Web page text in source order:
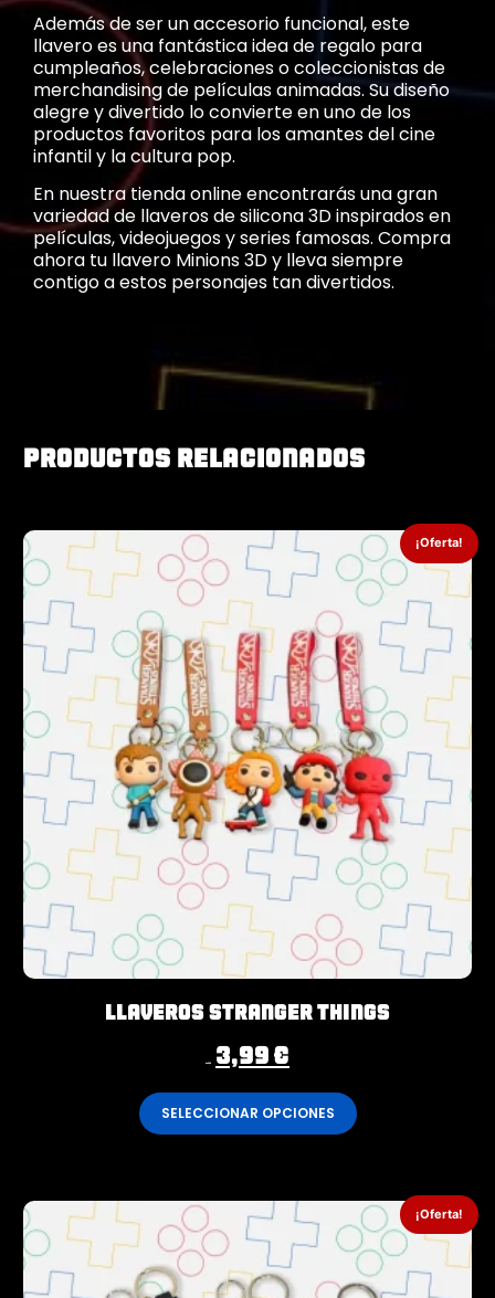
Además de ser un accesorio funcional, este
llavero es una fantástica idea de regalo para
cumpleaños, celebraciones o coleccionistas de
merchandising de películas animadas. Su diseño
alegre y divertido lo convierte en uno de los
productos favoritos para los amantes del cine
infantil y la cultura pop.
En nuestra tienda online encontrarás una gran
variedad de llaveros de silicona 3D inspirados en
películas, videojuegos y series famosas. Compra
ahora tu llavero Minions 3D y lleva siempre
contigo a estos personajes tan divertidos.
Productos relacionados
¡Oferta!
Llaveros Stranger Things
4,99€ 3,99€
SELECCIONAR OPCIONES
¡Oferta!